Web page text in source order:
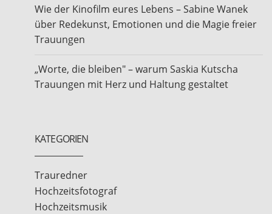
Wie der Kinofilm eures Lebens – Sabine Wanek
über Redekunst, Emotionen und die Magie freier
Trauungen
„Worte, die bleiben" – warum Saskia Kutscha
Trauungen mit Herz und Haltung gestaltet
KATEGORIEN
Trauredner
Hochzeitsfotograf
Hochzeitsmusik